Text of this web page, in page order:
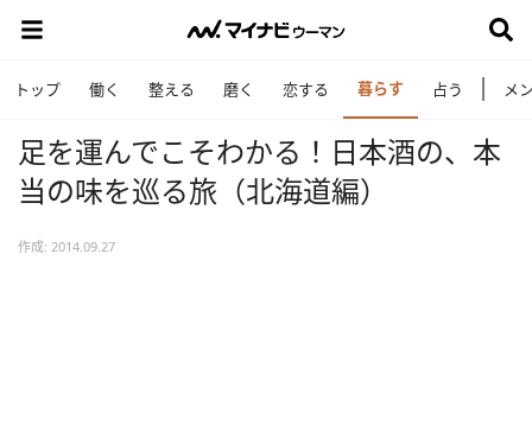
トップ 働く 整える 磨く 恋する 暮らす 占う メ
足を運んでこそわかる！日本酒の、本
当の味を巡る旅（北海道編）
作成: 2014.09.27